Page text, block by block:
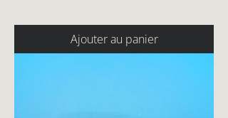
Ajouter au panier